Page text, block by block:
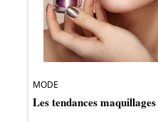
MODE
Les tendances